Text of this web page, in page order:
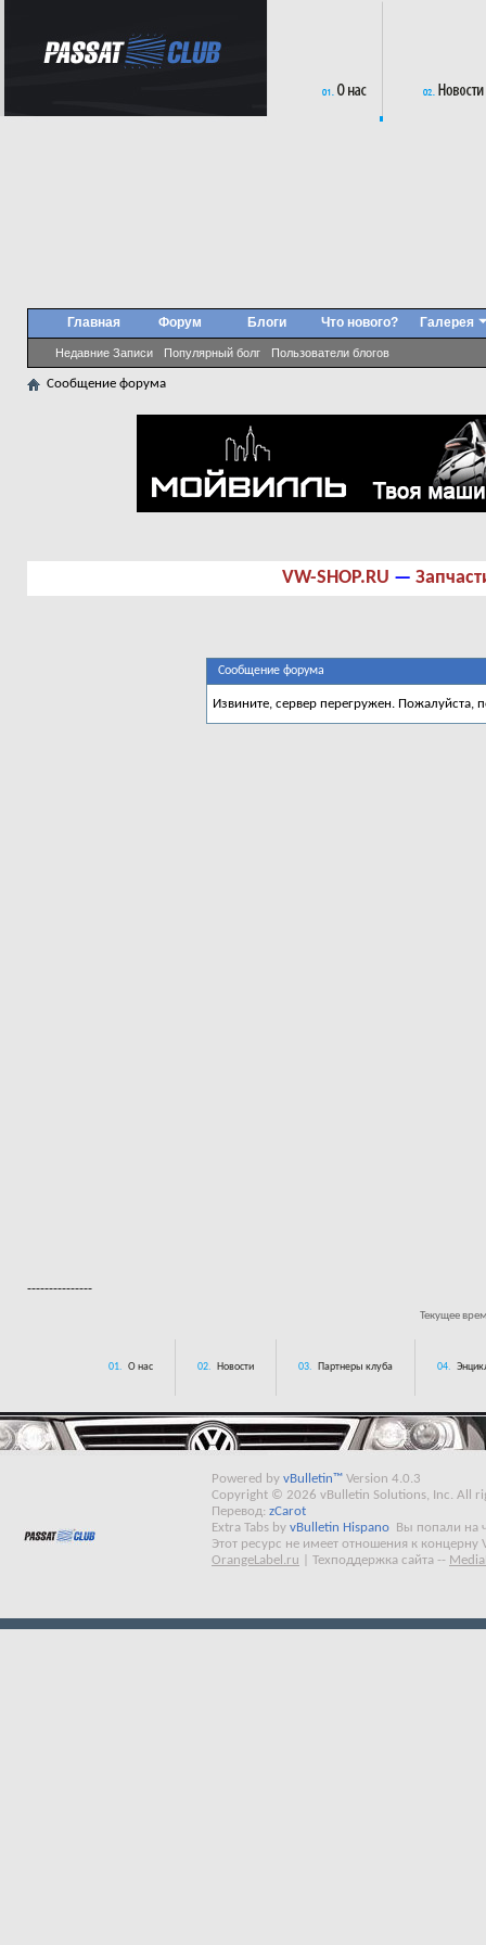
Главная Форум Блоги
Недавние Записи Популярный болг Пользователи блогов
Что нового? Галерея
Сообщение форума
VW-SHOP.RU —
Сообщение форума
Извините, сервер перегружен. Пожалуйста,
---------------
Текущее
01. О нас 02. Новости 03. Партнеры клуба 04.
Powered by vBulletin™ Version 4.0.3
Copyright © 2026 vBulletin Solutions, Inc. All
Перевод: zCarot
Extra Tabs by vBulletin Hispano
Вы попали на
Этот ресурс не имеет отношения к концерну
OrangeLabel.ru
Техподдержка сайта --